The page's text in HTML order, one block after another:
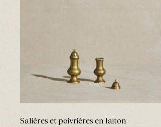
Salières et poivrières en laiton